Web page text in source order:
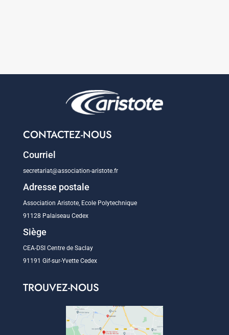
CONTACTEZ-NOUS
Courriel
secretariat@association-aristote.fr
Adresse postale
Association Aristote, Ecole Polytechnique
91128 Palaiseau Cedex
Siège
CEA-DSI Centre de Saclay
91191 Gif-sur-Yvette Cedex
TROUVEZ-NOUS